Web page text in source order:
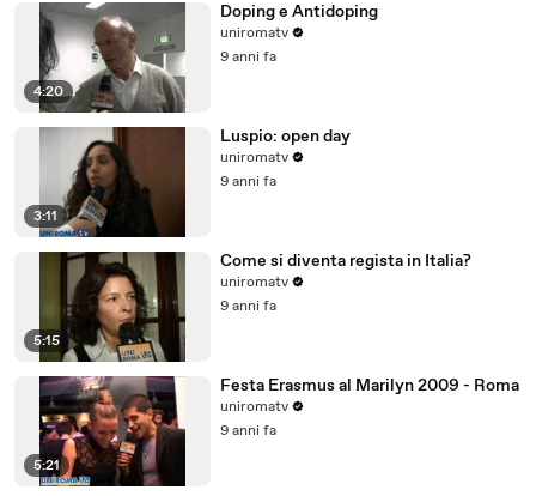
4:20
Doping e Antidoping
uniromatv
9 anni fa
3:11
Luspio: open day
uniromatv
9 anni fa
5:15
Come si diventa regista in Italia?
uniromatv
9 anni fa
5:21
Festa Erasmus al Marilyn 2009 - Roma
uniromatv
9 anni fa